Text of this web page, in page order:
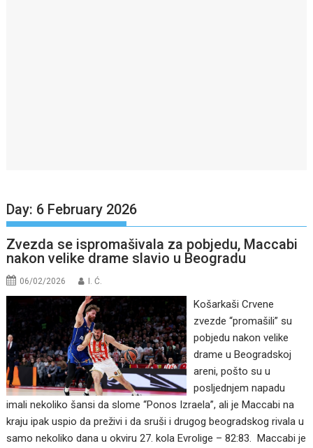
Day: 6 February 2026
Zvezda se ispromašivala za pobjedu, Maccabi
nakon velike drame slavio u Beogradu
06/02/2026 I. Ć.
Košarkaši Crvene
zvezde “promašili” su
pobjedu nakon velike
drame u Beogradskoj
areni, pošto su u
posljednjem napadu
imali nekoliko šansi da slome “Ponos Izraela”, ali je Maccabi na
kraju ipak uspio da preživi i da sruši i drugog beogradskog rivala u
samo nekoliko dana u okviru 27. kola Evrolige – 82:83. Maccabi je